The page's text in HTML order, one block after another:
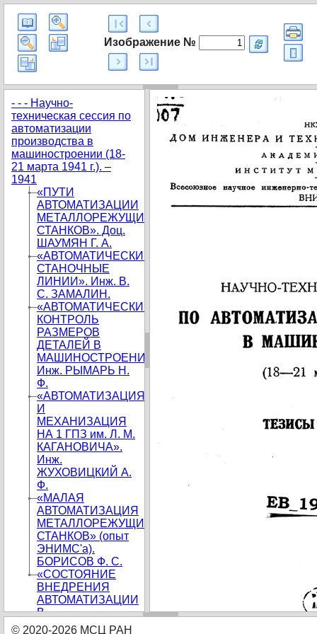
Изображение №
© 2020-2026 МСЦ РАН
- - - Научно-
техническая сессия по
автоматизации
производства в
машиностроении (18-
21 марта 1941 г.). –
1941
«ПУТИ
АВТОМАТИЗАЦИИ
МЕТАЛЛОРЕЖУЩИХ
СТАНКОВ». Доц.
ШАУМЯН Г. А.
«АВТОМАТИЧЕСКИЕ
СТАНОЧНЫЕ
ЛИНИИ». Инж. В.
С. ЗАМАЛИН.
«АВТОМАТИЧЕСКИЙ
КОНТРОЛЬ
РАЗМЕРОВ
ДЕТАЛЕЙ В
МАШИНОСТРОЕНИИ».
Инж. РЫМАРЬ Н.
Ф.
«АВТОМАТИЗАЦИЯ
И
МЕХАНИЗАЦИЯ
НА 1 ГПЗ им. Л. М.
КАГАНОВИЧА».
Инж.
ЖУХОВИЦКИЙ А.
Ф.
«МАЛАЯ
АВТОМАТИЗАЦИЯ
МЕТАЛЛОРЕЖУЩИХ
СТАНКОВ» (опыт
ЭНИМС'а).
БОРИСОВ Ф. С.
«СОСТОЯНИЕ
ВНЕДРЕНИЯ
АВТОМАТИЗАЦИИ
В
ПРОМЫШЛЕННОСТЬ